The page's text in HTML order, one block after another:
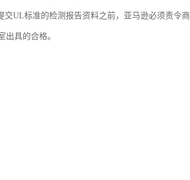
UL标准的检测报告资料之前，亚马逊必须责令商
出具的合格。